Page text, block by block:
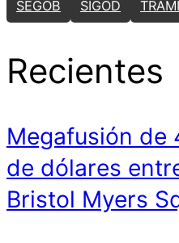
SEGOB SIGOD
Recientes
Megafusión de
de dólares
Bristol Myers